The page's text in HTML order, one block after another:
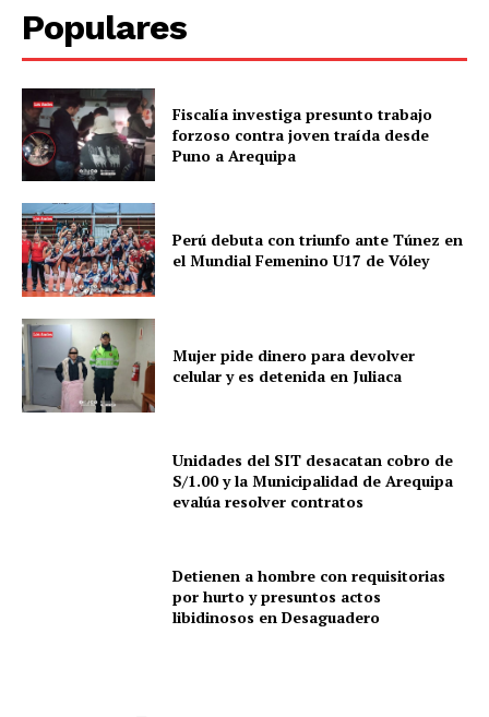
Populares
Fiscalía investiga presunto trabajo
forzoso contra joven traída desde
Puno a Arequipa
Perú debuta con triunfo ante Túnez en
el Mundial Femenino U17 de Vóley
Mujer pide dinero para devolver
celular y es detenida en Juliaca
Unidades del SIT desacatan cobro de
S/1.00 y la Municipalidad de Arequipa
evalúa resolver contratos
Detienen a hombre con requisitorias
por hurto y presuntos actos
libidinosos en Desaguadero